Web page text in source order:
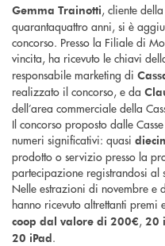
Gemma Trainotti, cliente della
quarantaquattro anni, si è
concorso. Presso la Filiale di
vincita, ha ricevuto le chiavi
responsabile marketing di
realizzato il concorso, e da
dell’area commerciale della
Il concorso proposto dalle
numeri significativi: quasi
prodotto o servizio presso la
partecipazione registrandosi al
Nelle estrazioni di novembre e
hanno ricevuto altrettanti premi
coop dal valore di 200€, 20
20 iPad.